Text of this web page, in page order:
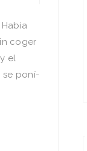
coger
el
se poní­